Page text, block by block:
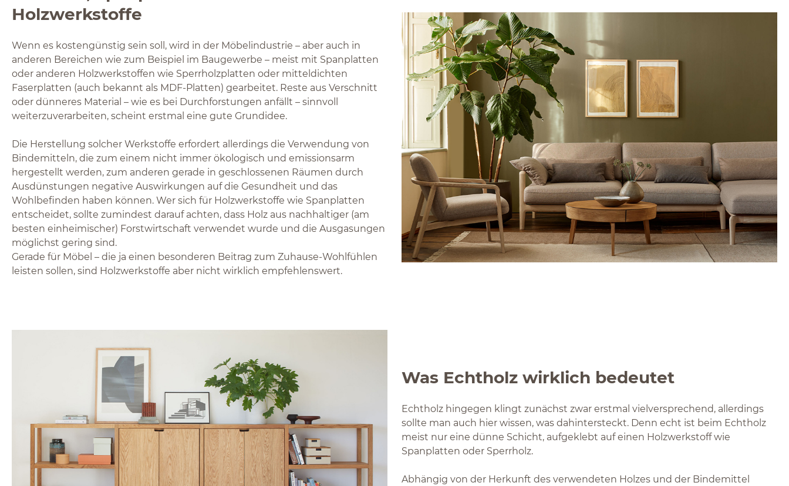
Holzwerkstoffe
Wenn es kostengünstig sein soll, wird in der Möbelindustrie – aber auch in
anderen Bereichen wie zum Beispiel im Baugewerbe – meist mit Spanplatten
oder anderen Holzwerkstoffen wie Sperrholzplatten oder mitteldichten
Faserplatten (auch bekannt als MDF-Platten) gearbeitet. Reste aus Verschnitt
oder dünneres Material – wie es bei Durchforstungen anfällt – sinnvoll
weiterzuverarbeiten, scheint erstmal eine gute Grundidee.
Die Herstellung solcher Werkstoffe erfordert allerdings die Verwendung von
Bindemitteln, die zum einem nicht immer ökologisch und emissionsarm
hergestellt werden, zum anderen gerade in geschlossenen Räumen durch
Ausdünstungen negative Auswirkungen auf die Gesundheit und das
Wohlbefinden haben können. Wer sich für Holzwerkstoffe wie Spanplatten
entscheidet, sollte zumindest darauf achten, dass Holz aus nachhaltiger (am
besten einheimischer) Forstwirtschaft verwendet wurde und die Ausgasungen
möglichst gering sind.
Gerade für Möbel – die ja einen besonderen Beitrag zum Zuhause-Wohlfühlen
leisten sollen, sind Holzwerkstoffe aber nicht wirklich empfehlenswert.
Was Echtholz wirklich bedeutet
Echtholz hingegen klingt zunächst zwar erstmal vielversprechend, allerdings
sollte man auch hier wissen, was dahintersteckt. Denn echt ist beim Echtholz
meist nur eine dünne Schicht, aufgeklebt auf einen Holzwerkstoff wie
Spanplatten oder Sperrholz.
Abhängig von der Herkunft des verwendeten Holzes und der Bindemittel